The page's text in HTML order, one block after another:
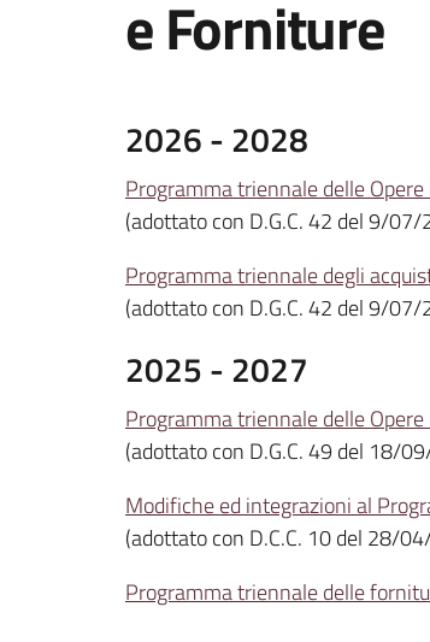
e Forniture
2026 - 2028
Programma triennale delle
(adottato con D.G.C. 42 del 9/07/
Programma triennale degli
(adottato con D.G.C. 42 del 9/07/
2025 - 2027
Programma triennale delle
(adottato con D.G.C. 49 del 18/
Modifiche ed integrazioni al
(adottato con D.C.C. 10 del 28/
Programma triennale delle